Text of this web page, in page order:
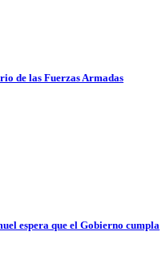
de las Fuerzas Armadas
espera que el Gobierno cumpla